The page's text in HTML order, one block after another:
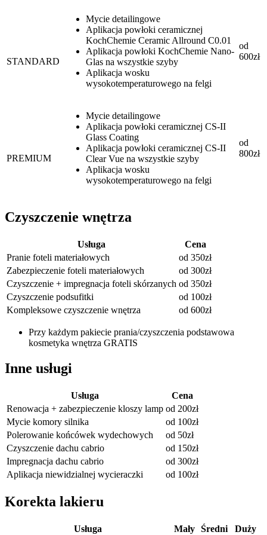
STANDARD
Mycie detailingowe
Aplikacja powłoki ceramicznej
KochChemie Ceramic Allround C0.01
Aplikacja powłoki KochChemie Nano-
Glas na wszystkie szyby
Aplikacja wosku
wysokotemperaturowego na felgi
od
600zł
PREMIUM
Mycie detailingowe
Aplikacja powłoki ceramicznej CS-II
Glass Coating
Aplikacja powłoki ceramicznej CS-II
Clear Vue na wszystkie szyby
Aplikacja wosku
wysokotemperaturowego na felgi
od
800zł
Czyszczenie wnętrza
Usługa
Cena
Pranie foteli materiałowych
od 350zł
Zabezpieczenie foteli materiałowych
od 300zł
Czyszczenie + impregnacja foteli skórzanych od 350zł
Czyszczenie podsufitki
od 100zł
Kompleksowe czyszczenie wnętrza
od 600zł
Przy każdym pakiecie prania/czyszczenia podstawowa
kosmetyka wnętrza GRATIS
Inne usługi
Usługa
Cena
Renowacja + zabezpieczenie kloszy lamp od 200zł
Mycie komory silnika
od 100zł
Polerowanie końcówek wydechowych
od 50zł
Czyszczenie dachu cabrio
od 150zł
Impregnacja dachu cabrio
od 300zł
Aplikacja niewidzialnej wycieraczki
od 100zł
Korekta lakieru
Usługa Mały Średni
Duży